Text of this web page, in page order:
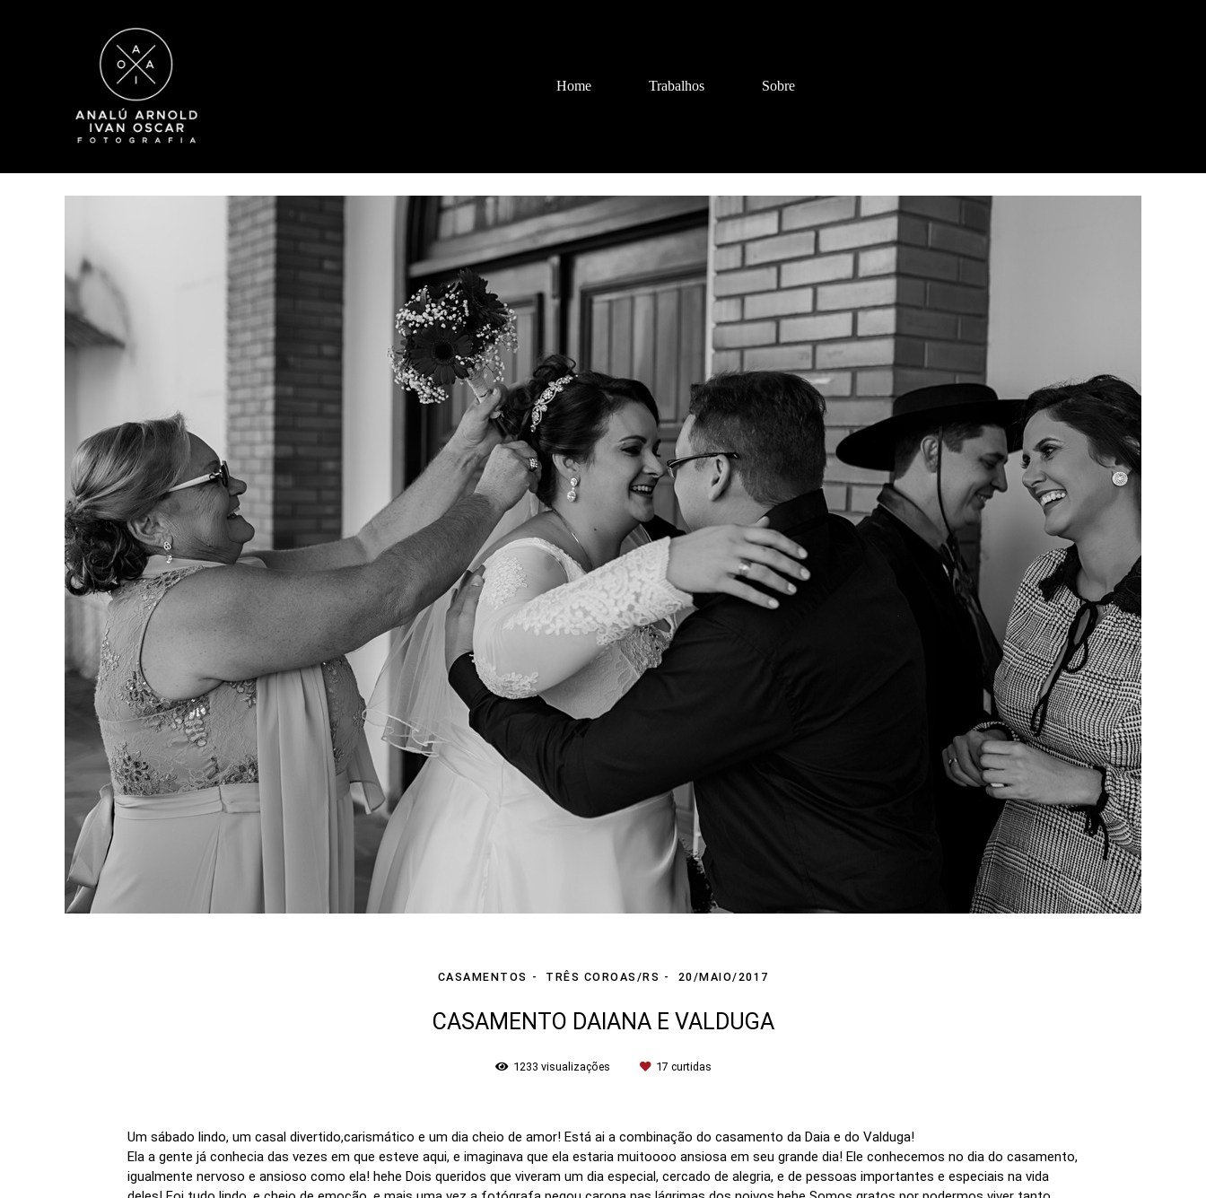
Home Trabalhos Sobre
CASAMENTOS TRÊS COROAS/RS 20/MAIO/2017
CASAMENTO DAIANA E VALDUGA
1233 visualizações 17 curtidas
Um sábado lindo, um casal divertido,carismático e um dia cheio de amor! Está ai a combinação do casamento da Daia e do Valduga!
Ela a gente já conhecia das vezes em que esteve aqui, e imaginava que ela estaria muitoooo ansiosa em seu grande dia! Ele conhecemos no dia do casamento,
igualmente nervoso e ansioso como ela! hehe Dois queridos que viveram um dia especial, cercado de alegria, e de pessoas importantes e especiais na vida